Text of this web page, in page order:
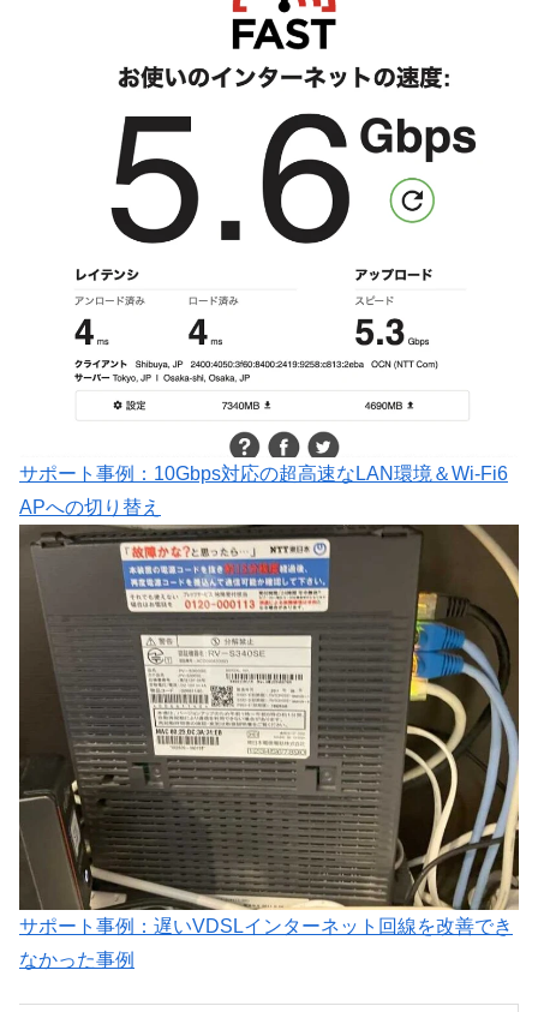
サポート事例：10Gbps対応の超高速なLAN環境＆Wi-Fi6
APへの切り替え
サポート事例：遅いVDSLインターネット回線を改善でき
なかった事例